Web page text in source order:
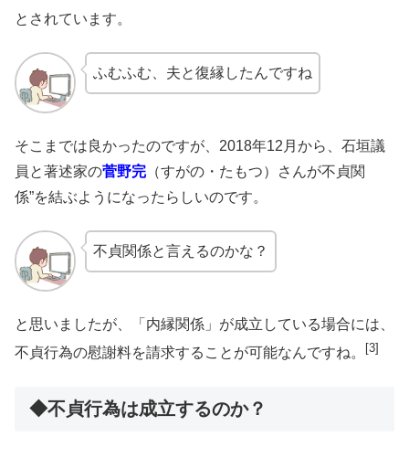
とされています。
ふむふむ、夫と復縁したんですね
そこまでは良かったのですが、2018年12月から、石垣議
員と著述家の菅野完 （すがの・たもつ）さんが不貞関
係”を結ぶようになったらしいのです。
不貞関係と言えるのかな？
と思いましたが、「内縁関係」が成立している場合には、
不貞行為の慰謝料を請求することが可能なんですね。
[3]
◆不貞行為は成立するのか？